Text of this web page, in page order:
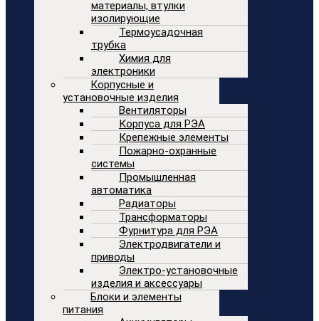
материалы, втулки
изолирующие
Термоусадочная
трубка
Химия для
электроники
Корпусные и
установочные изделия
Вентиляторы
Корпуса для РЭА
Крепежные элементы
Пожарно-охранные
системы
Промышленная
автоматика
Радиаторы
Трансформаторы
Фурнитура для РЭА
Электродвигатели и
приводы
Электро-установочные
изделия и аксессуары
Блоки и элементы
питания